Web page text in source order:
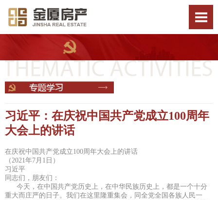
习近平：在庆祝中国共产党成立100周年
大会上的讲话
在庆祝中国共产党成立100周年大会上的讲话
（2021年7月1日）
习近平
同志们，朋友们：
今天，在中国共产党历史上，在中华民族历史上，都是一个十分
重大而庄严的日子。我们在这里隆重集会，同全党全国各族人民一